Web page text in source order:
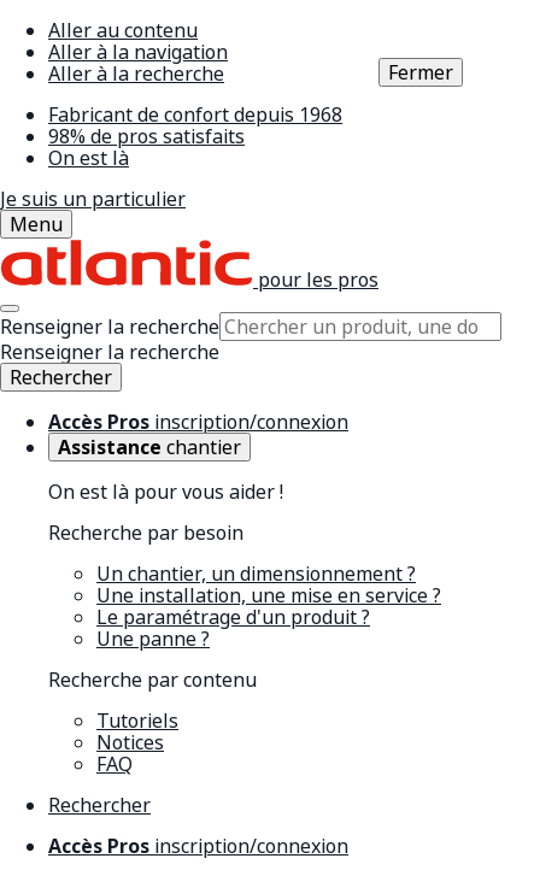
Aller au contenu
Aller à la navigation
Aller à la recherche
Fabricant de confort depuis 1968
98% de pros satisfaits
On est là
Je suis un particulier
Menu
pour les pros
Renseigner la recherche
Renseigner la recherche
Rechercher
Accès Pros inscription/connexion
Assistance chantier
On est là pour vous aider !
Recherche par besoin
Un chantier, un dimensionnement ?
Une installation, une mise en service ?
Le paramétrage d'un produit ?
Une panne ?
Recherche par contenu
Tutoriels
Notices
FAQ
Rechercher
Accès Pros inscription/connexion
Fermer